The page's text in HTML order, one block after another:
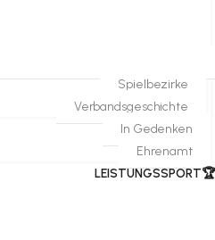
Spielbezirke
Verbandsgeschichte
In Gedenken
Ehrenamt
​LEISTUNGSSPORT🏆